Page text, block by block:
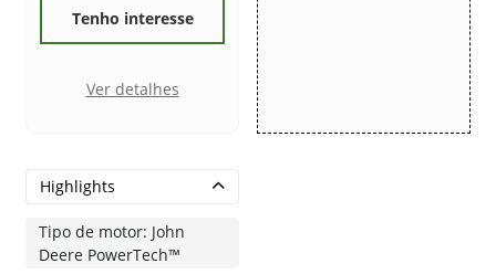
Tenho interesse
Ver detalhes
Highlights
Tipo de motor: John
Deere PowerTech™